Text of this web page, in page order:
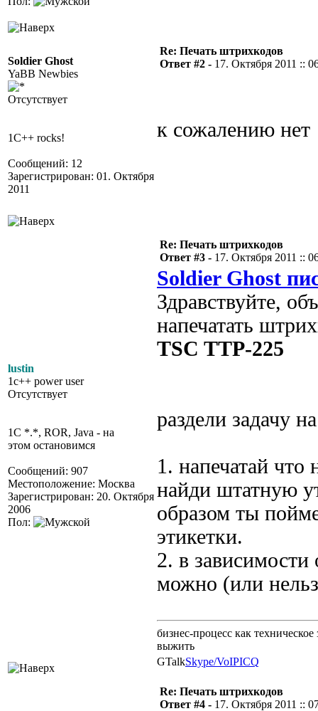
Soldier Ghost
YaBB Newbies
Отсутствует
1C++ rocks!
Сообщений: 12
Зарегистрирован: 01. Октября
2011
Re: Печать штрихкодов
Ответ #2 - 17. Октября 2011 ::
к сожалению нет
lustin
1c++ power user
Отсутствует
1C *.*, ROR, Java - на
этом остановимся
Сообщений: 907
Местоположение: Москва
Зарегистрирован: 20. Октября
2006
Пол:
Re: Печать штрихкодов
Ответ #3 - 17. Октября 2011 ::
Soldier Ghost
Здравствуйте,
напечатать
TSC TTP-225
раздели задачу
1. напечатай
найди штатную
образом ты
этикетки.
2. в
можно (или
бизнес-процесс как
выжить
GTalkSkype/VoIPICQ
Re: Печать штрихкодов
Ответ #4 - 17. Октября 2011 ::